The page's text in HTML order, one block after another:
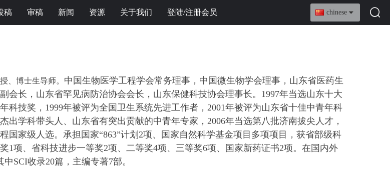
稿 审稿 新闻 资源 关于我们 登陆/注册会员 chinese
、博士生导师。 中国生物医学工程学会常务理事， 中国微生物学会理事，山东省医药生
会长， 山东省罕见病防治协会会长， 山东保健科技协会理事长。 1997年当选山东十大
科技奖，1999年被评为全国卫生系统先进工作者，2001年被评为山东省十佳中青年科
出学科带头人、山东省有突出贡献的中青年专家，2006年当选第八批济南拔尖人才，
国家级人选。承担国家“863”计划2项、国家自然科学基金项目多项项目，获省部级科
1项、省科技进步一等奖2项、二等奖4项、三等奖6项、国家新药证书2项。在国内外
SCI收录20篇，主编专著7部。